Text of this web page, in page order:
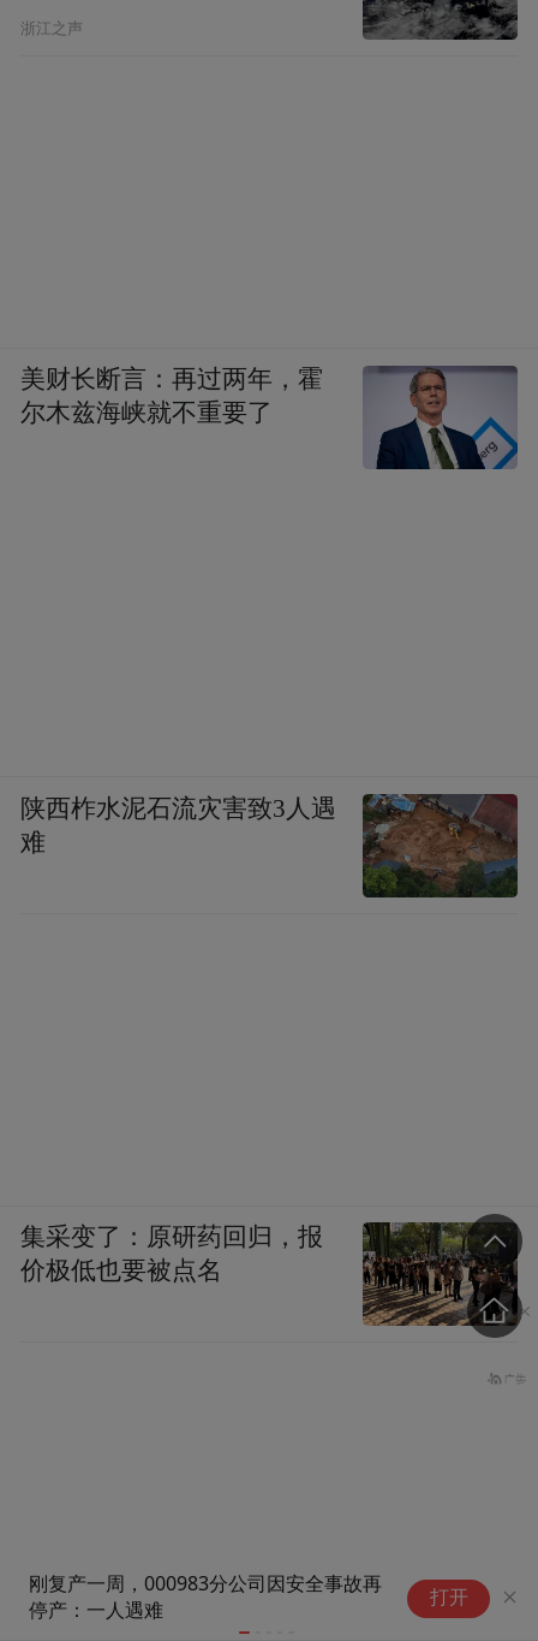
事故再
摩托罗拉Edge 70 Neo手机渲染
图曝光：4种颜色、曲面屏 打开
浙江之声
美财长断言：再过两年，霍
尔木兹海峡就不重要了
陕西柞水泥石流灾害致3人遇
难
集采变了：原研药回归，报
价极低也要被点名